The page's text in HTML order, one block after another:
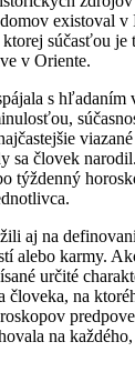
existoval
súčasťou je
v Oriente.
s
sa človek
týždenný
aj na
alebo karmy.
určité
človeka, na
na